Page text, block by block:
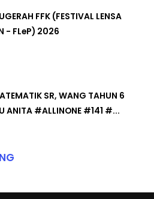
FFK (FESTIVAL LENSA
- FLeP) 2026
SR, WANG TAHUN 6
ANITA #ALLINONE #141 #...